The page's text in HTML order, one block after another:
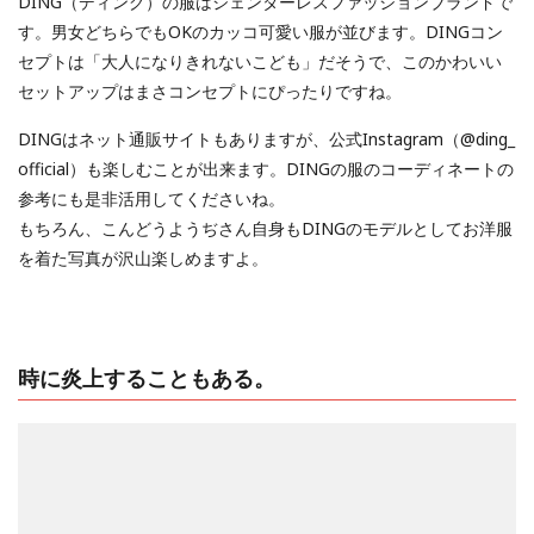
す。男女どちらでもOKのカッコ可愛い服が並びます。DINGコン
セプトは「大人になりきれないこども」だそうで、このかわいい
セットアップはまさコンセプトにぴったりですね。
DINGはネット通販サイトもありますが、公式Instagram（@ding_
official）も楽しむことが出来ます。DINGの服のコーディネートの
参考にも是非活用してくださいね。
もちろん、こんどうようぢさん自身もDINGのモデルとしてお洋服
を着た写真が沢山楽しめますよ。
時に炎上することもある。